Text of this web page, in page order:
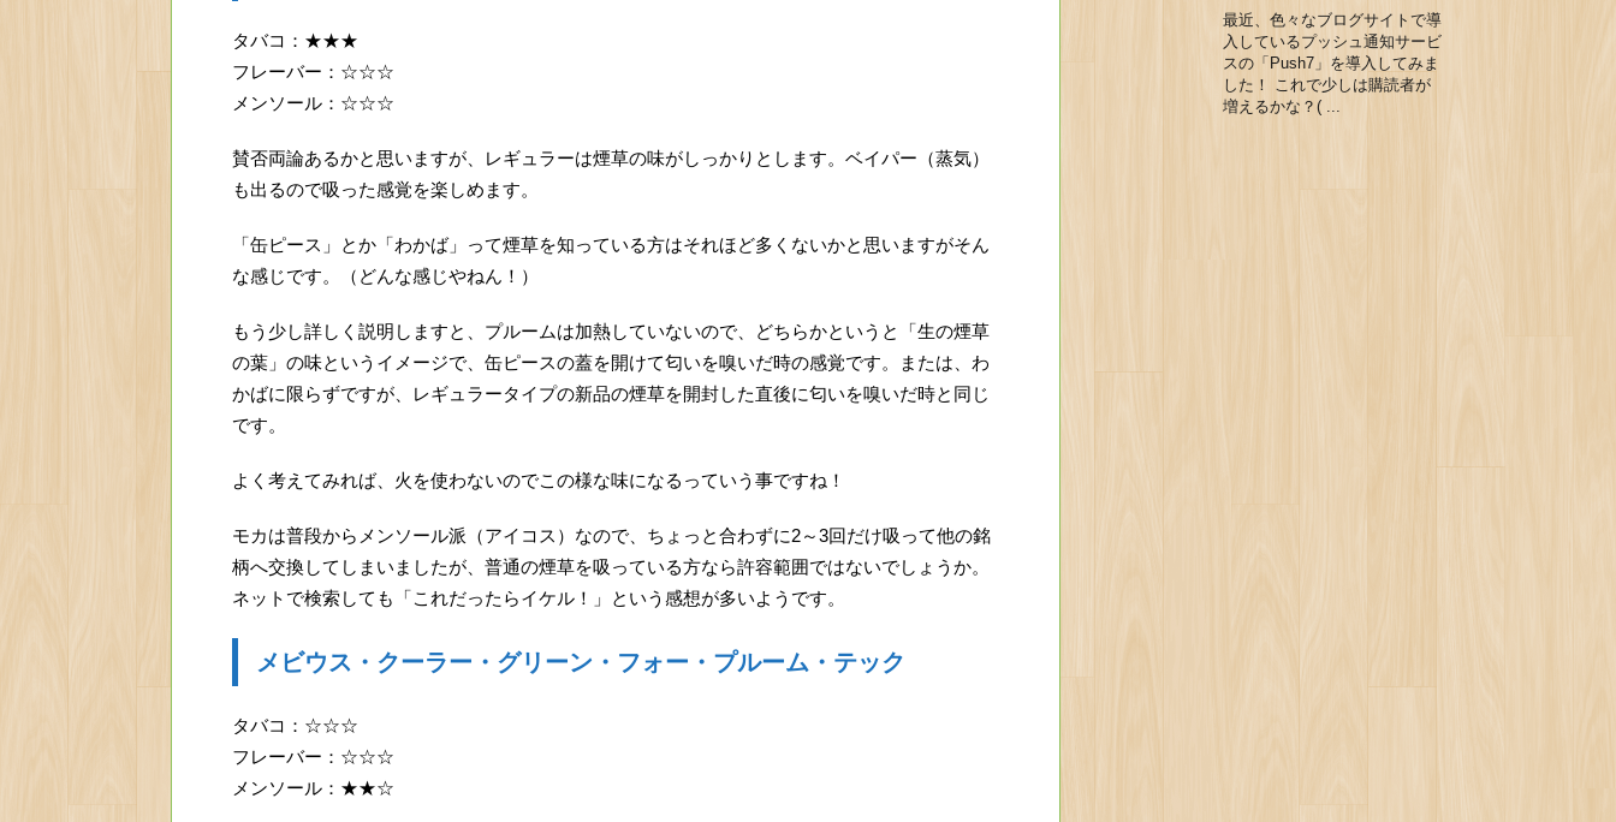
タバコ：★★★
フレーバー：☆☆☆
メンソール：☆☆☆
賛否両論あるかと思いますが、レギュラーは煙草の味がしっかりとします。ベイパー（蒸気）
も出るので吸った感覚を楽しめます。
「缶ピース」とか「わかば」って煙草を知っている方はそれほど多くないかと思いますがそん
な感じです。（どんな感じやねん！）
もう少し詳しく説明しますと、プルームは加熱していないので、どちらかというと「生の煙草
の葉」の味というイメージで、缶ピースの蓋を開けて匂いを嗅いだ時の感覚です。または、わ
かばに限らずですが、レギュラータイプの新品の煙草を開封した直後に匂いを嗅いだ時と同じ
です。
よく考えてみれば、火を使わないのでこの様な味になるっていう事ですね！
モカは普段からメンソール派（アイコス）なので、ちょっと合わずに2～3回だけ吸って他の銘
柄へ交換してしまいましたが、普通の煙草を吸っている方なら許容範囲ではないでしょうか。
ネットで検索しても「これだったらイケル！」という感想が多いようです。
メビウス・クーラー・グリーン・フォー・プルーム・テック
タバコ：☆☆☆
フレーバー：☆☆☆
メンソール：★★☆
最近、色々なブログサイトで導
入しているプッシュ通知サービ
スの「Push7」を導入してみま
した！ これで少しは購読者が
増えるかな？( ...